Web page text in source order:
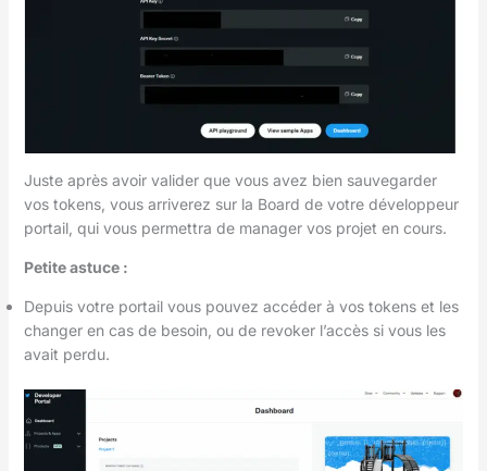
Juste après avoir valider que vous avez bien sauvegarder
vos tokens, vous arriverez sur la Board de votre développeur
portail, qui vous permettra de manager vos projet en cours.
Petite astuce :
Depuis votre portail vous pouvez accéder à vos tokens et les
changer en cas de besoin, ou de revoker l’accès si vous les
avait perdu.